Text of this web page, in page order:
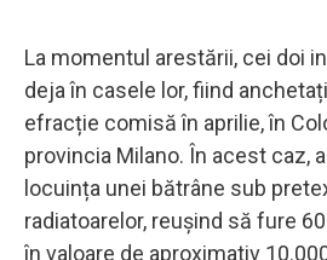
La momentul arestării, cei doi
deja în casele lor, fiind
efracție comisă în aprilie, în
provincia Milano. În acest caz,
locuința unei bătrâne sub
radiatoarelor, reușind să fure
în valoare de aproximativ